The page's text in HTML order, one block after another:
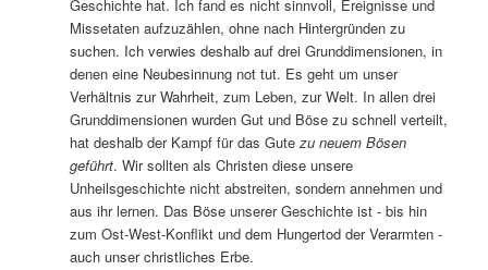
Geschichte hat. Ich fand es nicht sinnvoll, Ereignisse und
Missetaten aufzuzählen, ohne nach Hintergründen zu
suchen. Ich verwies deshalb auf drei Grunddimensionen, in
denen eine Neubesinnung not tut. Es geht um unser
Verhältnis zur Wahrheit, zum Leben, zur Welt. In allen drei
Grunddimensionen wurden Gut und Böse zu schnell verteilt,
hat deshalb der Kampf für das Gutezu neuem Bösen
geführt. Wir sollten als Christen diese unsere
Unheilsgeschichte nicht abstreiten, sondern annehmen und
aus ihr lernen. Das Böse unserer Geschichte ist ‑ bis hin
zum Ost-West-Konflikt und dem Hungertod der Verarmten ‑
auch unser christliches Erbe.